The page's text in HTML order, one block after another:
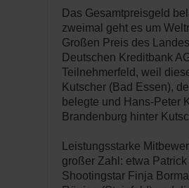
Das Gesamtpreisgeld
zweimal geht es um
Großen Preis des
Deutschen Kreditbank
Teilnehmerfeld, weil
Kutscher (Bad Essen),
belegte und Hans-Peter
Brandenburg hinter
Leistungsstarke
großer Zahl: etwa
Shootingstar Finja